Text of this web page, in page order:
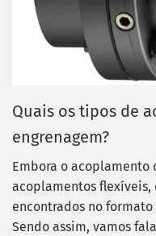
Quais os tipos de
engrenagem?
Embora o acoplamento
acoplamentos
encontrados no
Sendo assim, vamos